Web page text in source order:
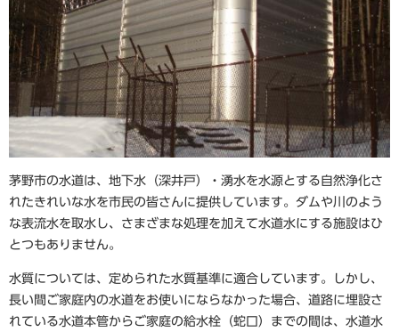
茅野市の水道は、地下水（深井戸）・湧水を水源とする自然浄化さ
れたきれいな水を市民の皆さんに提供しています。ダムや川のよう
な表流水を取水し、さまざまな処理を加えて水道水にする施設はひ
とつもありません。
水質については、定められた水質基準に適合しています。しかし、
長い間ご家庭内の水道をお使いにならなかった場合、道路に埋設さ
れている水道本管からご家庭の給水栓（蛇口）までの間は、水道水